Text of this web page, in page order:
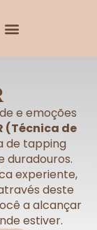
e emoções
(Técnica de
de tapping
duradouros.
experiente,
deste
a alcançar
estiver.